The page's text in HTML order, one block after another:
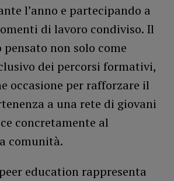
l’anno e partecipando a
di lavoro condiviso. Il
non solo come
dei percorsi formativi,
occasione per rafforzare il
a una rete di giovani
concretamente al
comunità.
education rappresenta